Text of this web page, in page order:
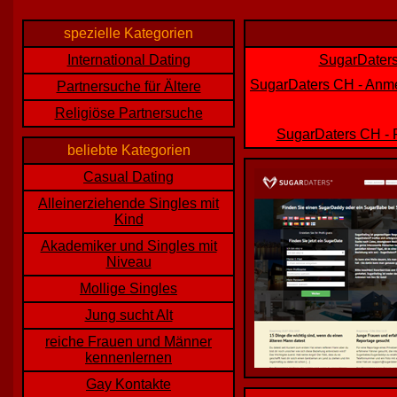
spezielle Kategorien
International Dating
Partnersuche für Ältere
Religiöse Partnersuche
beliebte Kategorien
Casual Dating
Alleinerziehende Singles mit
Kind
Akademiker und Singles mit
Niveau
Mollige Singles
Jung sucht Alt
reiche Frauen und Männer
kennenlernen
Gay Kontakte
SugarDaters CH -
SugarDaters CH -